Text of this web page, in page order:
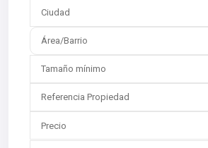
Ciudad
Área/Barrio
Precio